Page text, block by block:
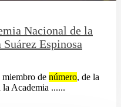
Nacional de la
Espinosa
de número, de la
la Academia ......